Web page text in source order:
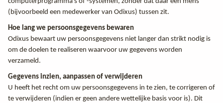
(bijvoorbeeld een medewerker van Odixus) tussen zit.
Hoe lang we persoonsgegevens bewaren
Odixus bewaart uw persoonsgegevens niet langer dan strikt nodig is
om de doelen te realiseren waarvoor uw gegevens worden
verzameld.
Gegevens inzien, aanpassen of verwijderen
U heeft het recht om uw persoonsgegevens in te zien, te corrigeren of
te verwijderen (indien er geen andere wettelijke basis voor is). Dit